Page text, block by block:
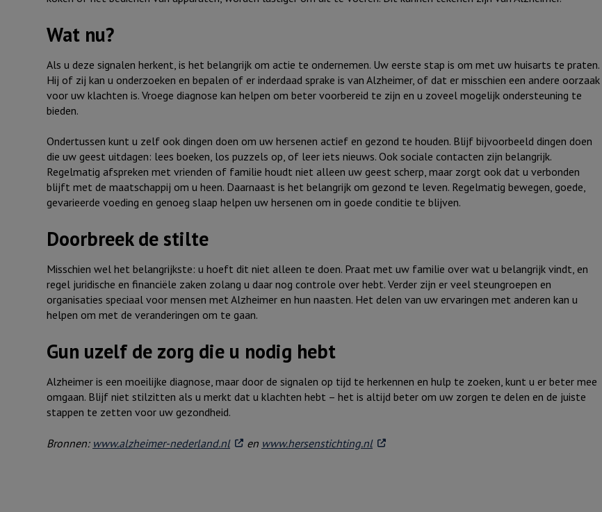
Wat nu?
Als u deze signalen herkent, is het belangrijk om actie te ondernemen. Uw eerste stap is om met uw huisarts te praten.
Hij of zij kan u onderzoeken en bepalen of er inderdaad sprake is van Alzheimer, of dat er misschien een andere oorzaak
voor uw klachten is. Vroege diagnose kan helpen om beter voorbereid te zijn en u zoveel mogelijk ondersteuning te
bieden.
Ondertussen kunt u zelf ook dingen doen om uw hersenen actief en gezond te houden. Blijf bijvoorbeeld dingen doen
die uw geest uitdagen: lees boeken, los puzzels op, of leer iets nieuws. Ook sociale contacten zijn belangrijk.
Regelmatig afspreken met vrienden of familie houdt niet alleen uw geest scherp, maar zorgt ook dat u verbonden
blijft met de maatschappij om u heen. Daarnaast is het belangrijk om gezond te leven. Regelmatig bewegen, goede,
gevarieerde voeding en genoeg slaap helpen uw hersenen om in goede conditie te blijven.
Doorbreek de stilte
Misschien wel het belangrijkste: u hoeft dit niet alleen te doen. Praat met uw familie over wat u belangrijk vindt, en
regel juridische en financiële zaken zolang u daar nog controle over hebt. Verder zijn er veel steungroepen en
organisaties speciaal voor mensen met Alzheimer en hun naasten. Het delen van uw ervaringen met anderen kan u
helpen om met de veranderingen om te gaan.
Gun uzelf de zorg die u nodig hebt
Alzheimer is een moeilijke diagnose, maar door de signalen op tijd te herkennen en hulp te zoeken, kunt u er beter mee
omgaan. Blijf niet stilzitten als u merkt dat u klachten hebt – het is altijd beter om uw zorgen te delen en de juiste
stappen te zetten voor uw gezondheid.
Bronnen: www.alzheimer-nederland.nl. Externe link
en www.hersenstichting.nl. Externe link